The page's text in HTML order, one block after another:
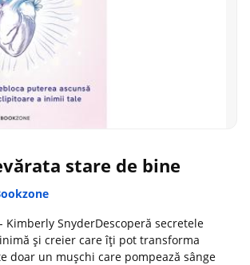
stare de bine
SnyderDescoperă secretele
și creier care îți pot transforma
doar un muşchi care pompează sânge